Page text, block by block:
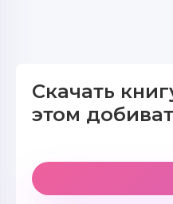
Скачать
этом